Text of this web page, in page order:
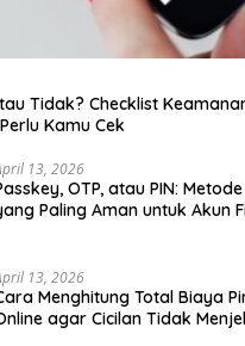
Tidak? Checklist
Kamu Cek
13, 2026
OTP, atau PIN:
Paling Aman untuk Akun
13, 2026
Menghitung Total Biaya
agar Cicilan Tidak